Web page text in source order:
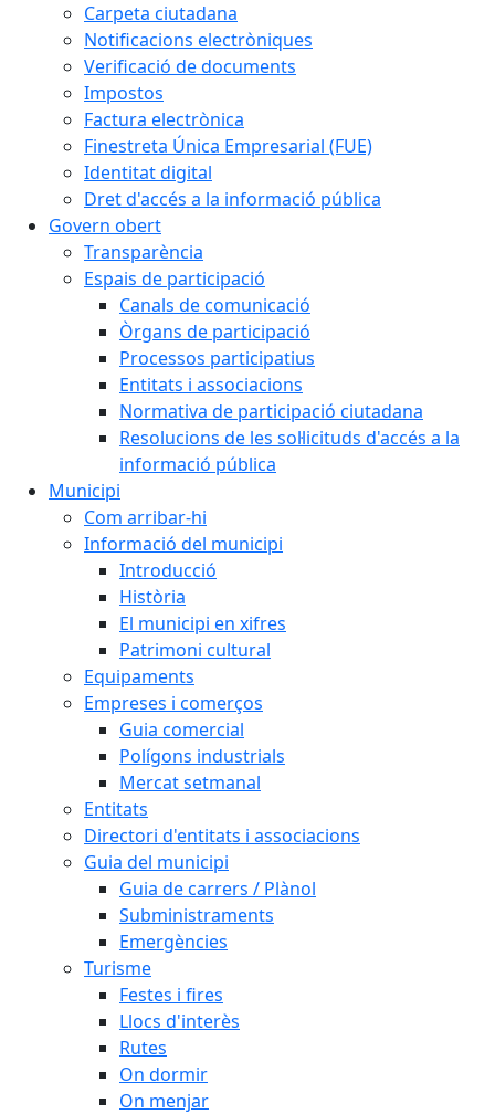
Carpeta ciutadana
Notificacions electròniques
Verificació de documents
Impostos
Factura electrònica
Finestreta Única Empresarial (FUE)
Identitat digital
Dret d'accés a la informació pública
Govern obert
Transparència
Espais de participació
Canals de comunicació
Òrgans de participació
Processos participatius
Entitats i associacions
Normativa de participació ciutadana
Resolucions de les sol·licituds d'accés a la
informació pública
Municipi
Com arribar-hi
Informació del municipi
Introducció
Història
El municipi en xifres
Patrimoni cultural
Equipaments
Empreses i comerços
Guia comercial
Polígons industrials
Mercat setmanal
Entitats
Directori d'entitats i associacions
Guia del municipi
Guia de carrers / Plànol
Subministraments
Emergències
Turisme
Festes i fires
Llocs d'interès
Rutes
On dormir
On menjar